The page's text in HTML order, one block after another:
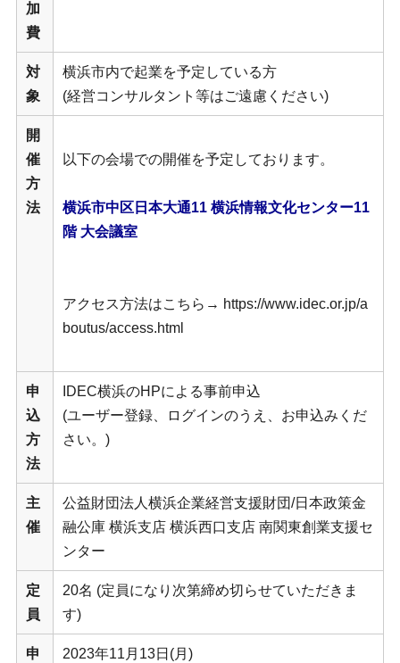
加
費
対
象
横浜市内で起業を予定している方
(経営コンサルタント等はご遠慮ください)
開
催
方
法
以下の会場での開催を予定しております。
横浜市中区日本大通11 横浜情報文化センター11
階 大会議室
アクセス方法はこちら→ https://www.idec.or.jp/a
boutus/access.html
申
込
方
法
IDEC横浜のHPによる事前申込
(ユーザー登録、ログインのうえ、お申込みくだ
さい。)
主
催
公益財団法人横浜企業経営支援財団/日本政策金
融公庫 横浜支店 横浜西口支店 南関東創業支援セ
ンター
定
員
20名 (定員になり次第締め切らせていただきま
す)
申 2023年11月13日(月)